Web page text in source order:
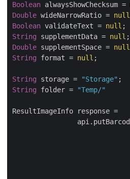
Boolean alwaysShowChecksum =
Double wideNarrowRatio = null
Boolean validateText = null
String supplementData = null
Double supplementSpace = null
String format = null ;
String storage = "Storage"
String folder = "Temp/"
ResultImageInfo response =